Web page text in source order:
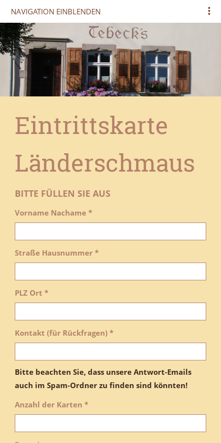
NAVIGATION EINBLENDEN
Eintrittskarte
Länderschmaus
BITTE FÜLLEN SIE AUS
Vorname Nachame *
Straße Hausnummer *
PLZ Ort *
Kontakt (für Rückfragen) *
Bitte beachten Sie, dass unsere Antwort-Emails
auch im Spam-Ordner zu finden sind könnten!
Anzahl der Karten *